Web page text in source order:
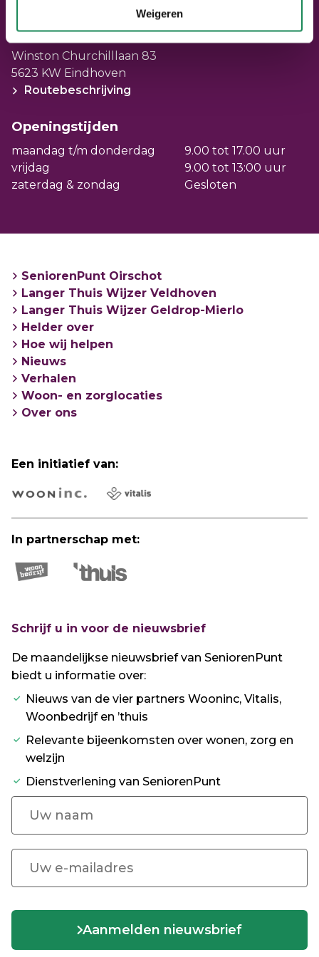
Weigeren
Adresgegevens
Winston Churchilllaan 83
5623 KW Eindhoven
Routebeschrijving
Openingstijden
maandag t/m donderdag
9.00 tot 17.00 uur
vrijdag
9.00 tot 13:00 uur
zaterdag & zondag
Gesloten
SeniorenPunt Oirschot
Langer Thuis Wijzer Veldhoven
Langer Thuis Wijzer Geldrop-Mierlo
Helder over
Hoe wij helpen
Nieuws
Verhalen
Woon- en zorglocaties
Over ons
Een initiatief van:
In partnerschap met:
Schrijf u in voor de nieuwsbrief
De maandelijkse nieuwsbrief van SeniorenPunt
biedt u informatie over:
Nieuws van de vier partners Wooninc, Vitalis,
Woonbedrijf en ’thuis
Relevante bijeenkomsten over wonen, zorg en
welzijn
Dienstverlening van SeniorenPunt
Aanmelden nieuwsbrief